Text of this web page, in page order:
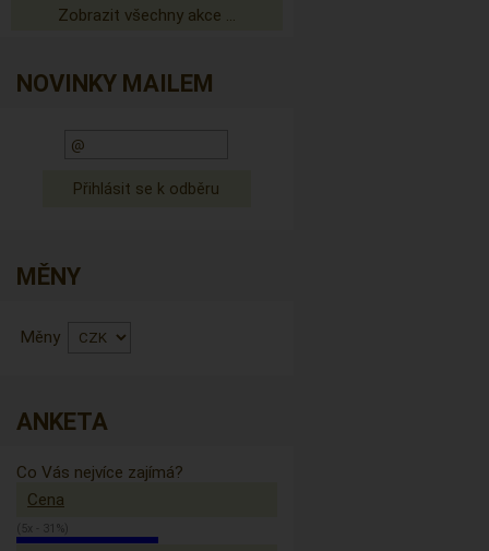
Zobrazit všechny akce ...
NOVINKY MAILEM
MĚNY
Měny
ANKETA
Co Vás nejvíce zajímá?
Cena
(5x - 31%)